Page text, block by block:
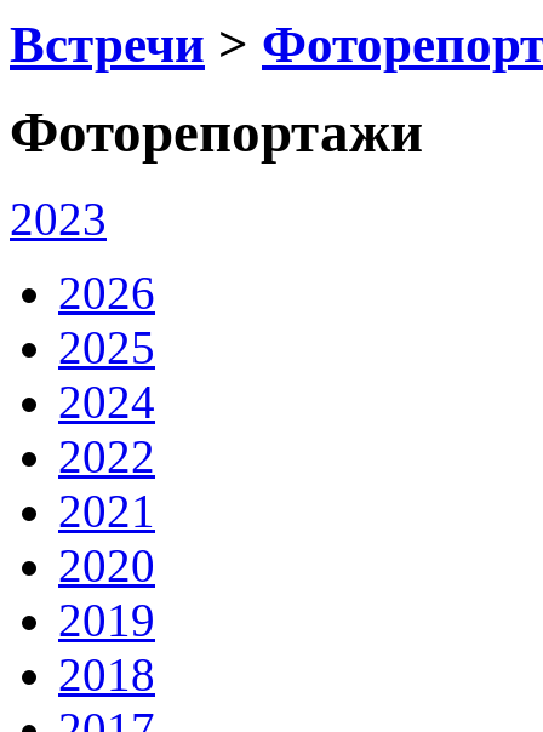
Встречи >
Фоторепортажи
2023
2026
2025
2024
2022
2021
2020
2019
2018